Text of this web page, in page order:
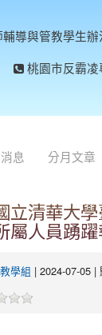
導與管教學生辦
桃園市反霸凌
息 分月文章
立清華大
屬人員踴
教學組 | 2024-07-05 |